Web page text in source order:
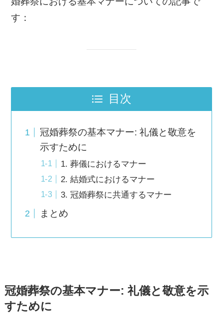
す：
目次
冠婚葬祭の基本マナー: 礼儀と敬意を
示すために
1. 葬儀におけるマナー
2. 結婚式におけるマナー
3. 冠婚葬祭に共通するマナー
まとめ
冠婚葬祭の基本マナー: 礼儀と敬意を示
すために